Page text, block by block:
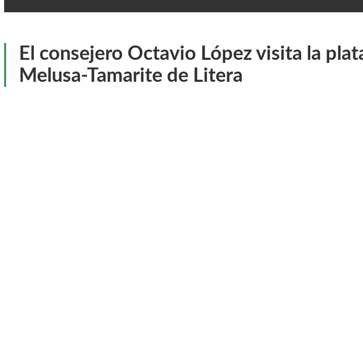
El consejero Octavio López visita la
Melusa-Tamarite de Litera